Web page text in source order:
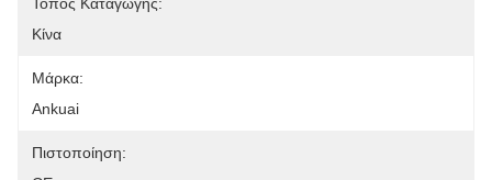
Κίνα
Μάρκα:
Ankuai
Πιστοποίηση: